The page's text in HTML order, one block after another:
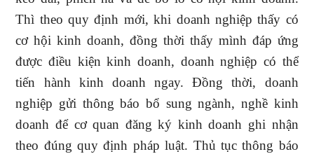
Thì theo quy định mới, khi doanh nghiệp thấy có
cơ hội kinh doanh, đồng thời thấy mình đáp ứng
được điều kiện kinh doanh, doanh nghiệp có thể
tiến hành kinh doanh ngay. Đồng thời, doanh
nghiệp gửi thông báo bổ sung ngành, nghề kinh
doanh để cơ quan đăng ký kinh doanh ghi nhận
theo đúng quy định pháp luật. Thủ tục thông báo